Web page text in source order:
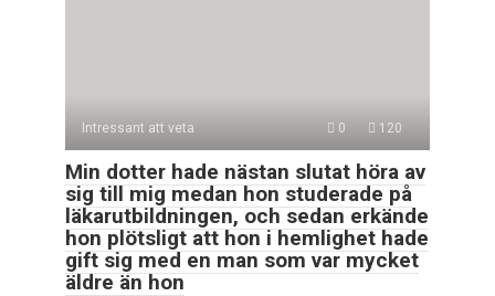
Intressant att veta 0 120
Min dotter hade nästan slutat höra av
sig till mig medan hon studerade på
läkarutbildningen, och sedan erkände
hon plötsligt att hon i hemlighet hade
gift sig med en man som var mycket
äldre än hon